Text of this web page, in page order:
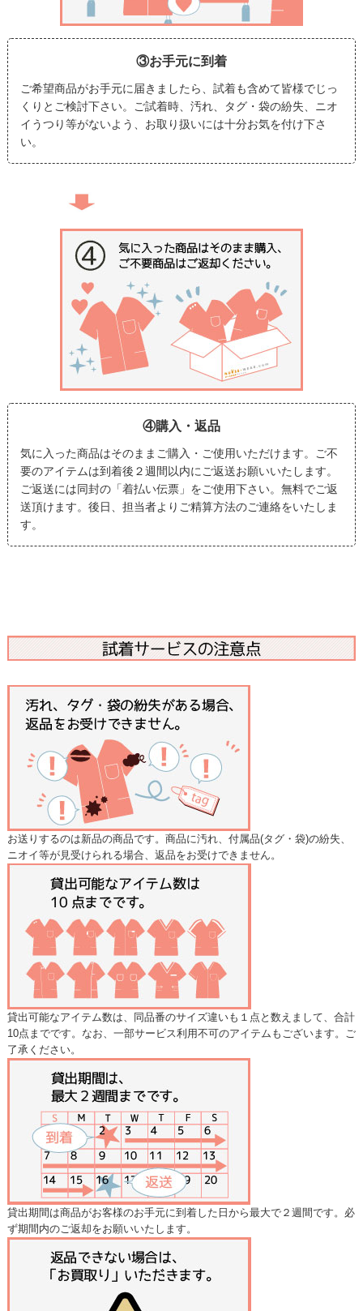
③お手元に到着
ご希望商品がお手元に届きましたら、試着も含めて皆様でじっ
くりとご検討下さい。ご試着時、汚れ、タグ・袋の紛失、ニオ
イうつり等がないよう、お取り扱いには十分お気を付け下さ
い。
④購入・返品
気に入った商品はそのままご購入・ご使用いただけます。ご不
要のアイテムは到着後２週間以内にご返送お願いいたします。
ご返送には同封の「着払い伝票」をご使用下さい。無料でご返
送頂けます。後日、担当者よりご精算方法のご連絡をいたしま
す。
お送りするのは新品の商品です。商品に汚れ、付属品(タグ・袋)の紛失、
ニオイ等が見受けられる場合、返品をお受けできません。
貸出可能なアイテム数は、同品番のサイズ違いも１点と数えまして、合計
10点までです。なお、一部サービス利用不可のアイテムもございます。ご
了承ください。
貸出期間は商品がお客様のお手元に到着した日から最大で２週間です。必
ず期間内のご返却をお願いいたします。